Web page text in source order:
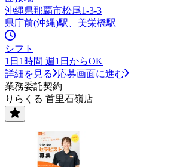
沖縄県那覇市松尾1-3-3
県庁前(沖縄)駅、美栄橋駅
シフト
1日1時間 週1日からOK
詳細を見る
応募画面に進む
業務委託契約
りらくる 首里石嶺店